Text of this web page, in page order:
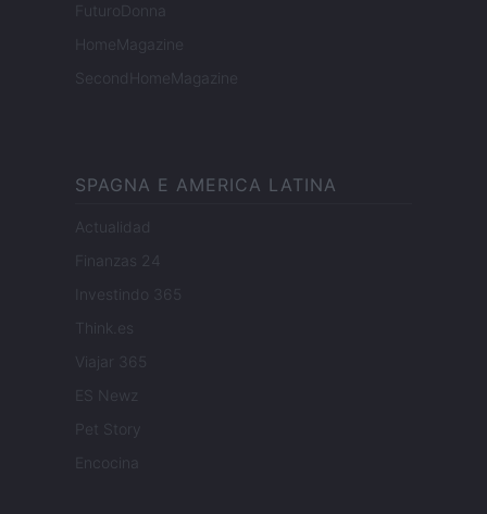
FuturoDonna
HomeMagazine
SecondHomeMagazine
SPAGNA E AMERICA LATINA
Actualidad
Finanzas 24
Investindo 365
Think.es
Viajar 365
ES Newz
Pet Story
Encocina